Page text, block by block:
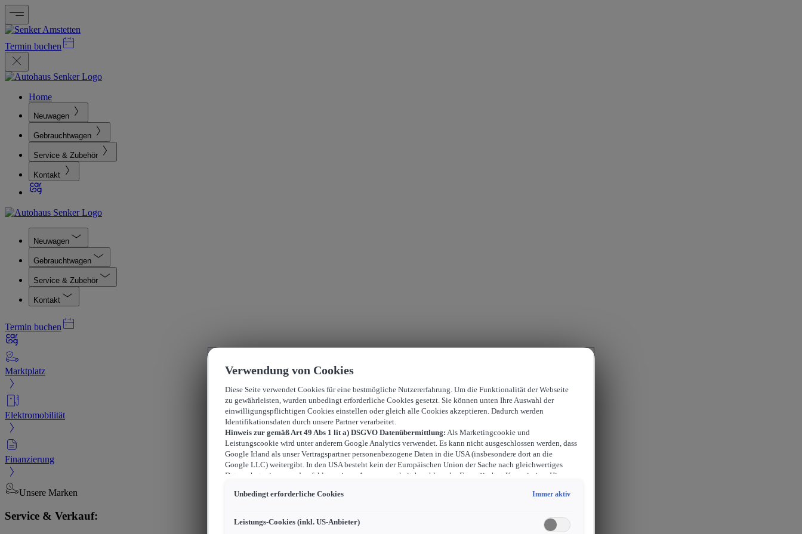
Termin buchen
Home
Neuwagen
Gebrauchtwagen
Service & Zubehör
Kontakt
Neuwagen
Gebrauchtwagen
Service & Zubehör
Kontakt
Termin buchen
Marktplatz
Elektromobilität
Finanzierung
Unsere Marken
Service & Verkauf:
Verwendung von Cookies
Diese Seite verwendet Cookies für eine bestmögliche Nutzererfahrung. Um die Funktionalität der Webseite
zu gewährleisten, wurden unbedingt erforderliche Cookies gesetzt. Sie können unten Ihre Auswahl der
einwilligungspflichtigen Cookies einstellen oder gleich alle Cookies akzeptieren. Dadurch werden
Identifikationsdaten durch unsere Partner verarbeitet.
Hinweis zur gemäß Art 49 Abs 1 lit a) DSGVO Datenübermittlung: Als Marketingcookie und
Leistungscookie wird unter anderem Google Analytics verwendet. Es kann nicht ausgeschlossen werden, dass
Google Irland als unser Vertragspartner personenbezogene Daten in die USA (insbesondere dort an die
Google LLC) weitergibt. In den USA besteht kein der Europäischen Union der Sache nach gleichwertiges
Datenschutzniveau und es fehlt an einem Angemessenheitsbeschluss der Europäischen Kommission. Hieraus
durchsetzen können, in den USA keine Datenschutzgrundsätze bestehen, und weil nicht ausgeschlossen
können, wobei Eingriffe in Ihre persönlichen Rechte und Freiheiten nicht auf das absolut Notwendige
Sollten Sie das Setzen von Cookies für Marketingzwecke oder Leistungscookies auch für
Unbedingt erforderliche Cookies Immer aktiv
Leistungs-Cookies (inkl. US-Anbieter)